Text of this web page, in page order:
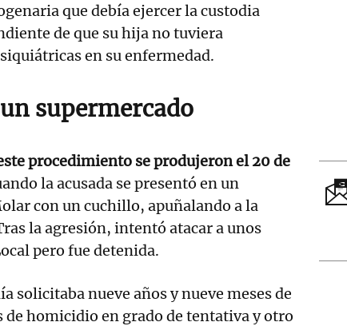
que debía ejercer la custodia
de que su hija no tuviera
en su enfermedad.
supermercado
procedimiento se produjeron el 20 de
la acusada se presentó en un
con un cuchillo, apuñalando a la
la agresión, intentó atacar a unos
pero fue detenida.
solicitaba nueve años y nueve meses de
homicidio en grado de tentativa y otro